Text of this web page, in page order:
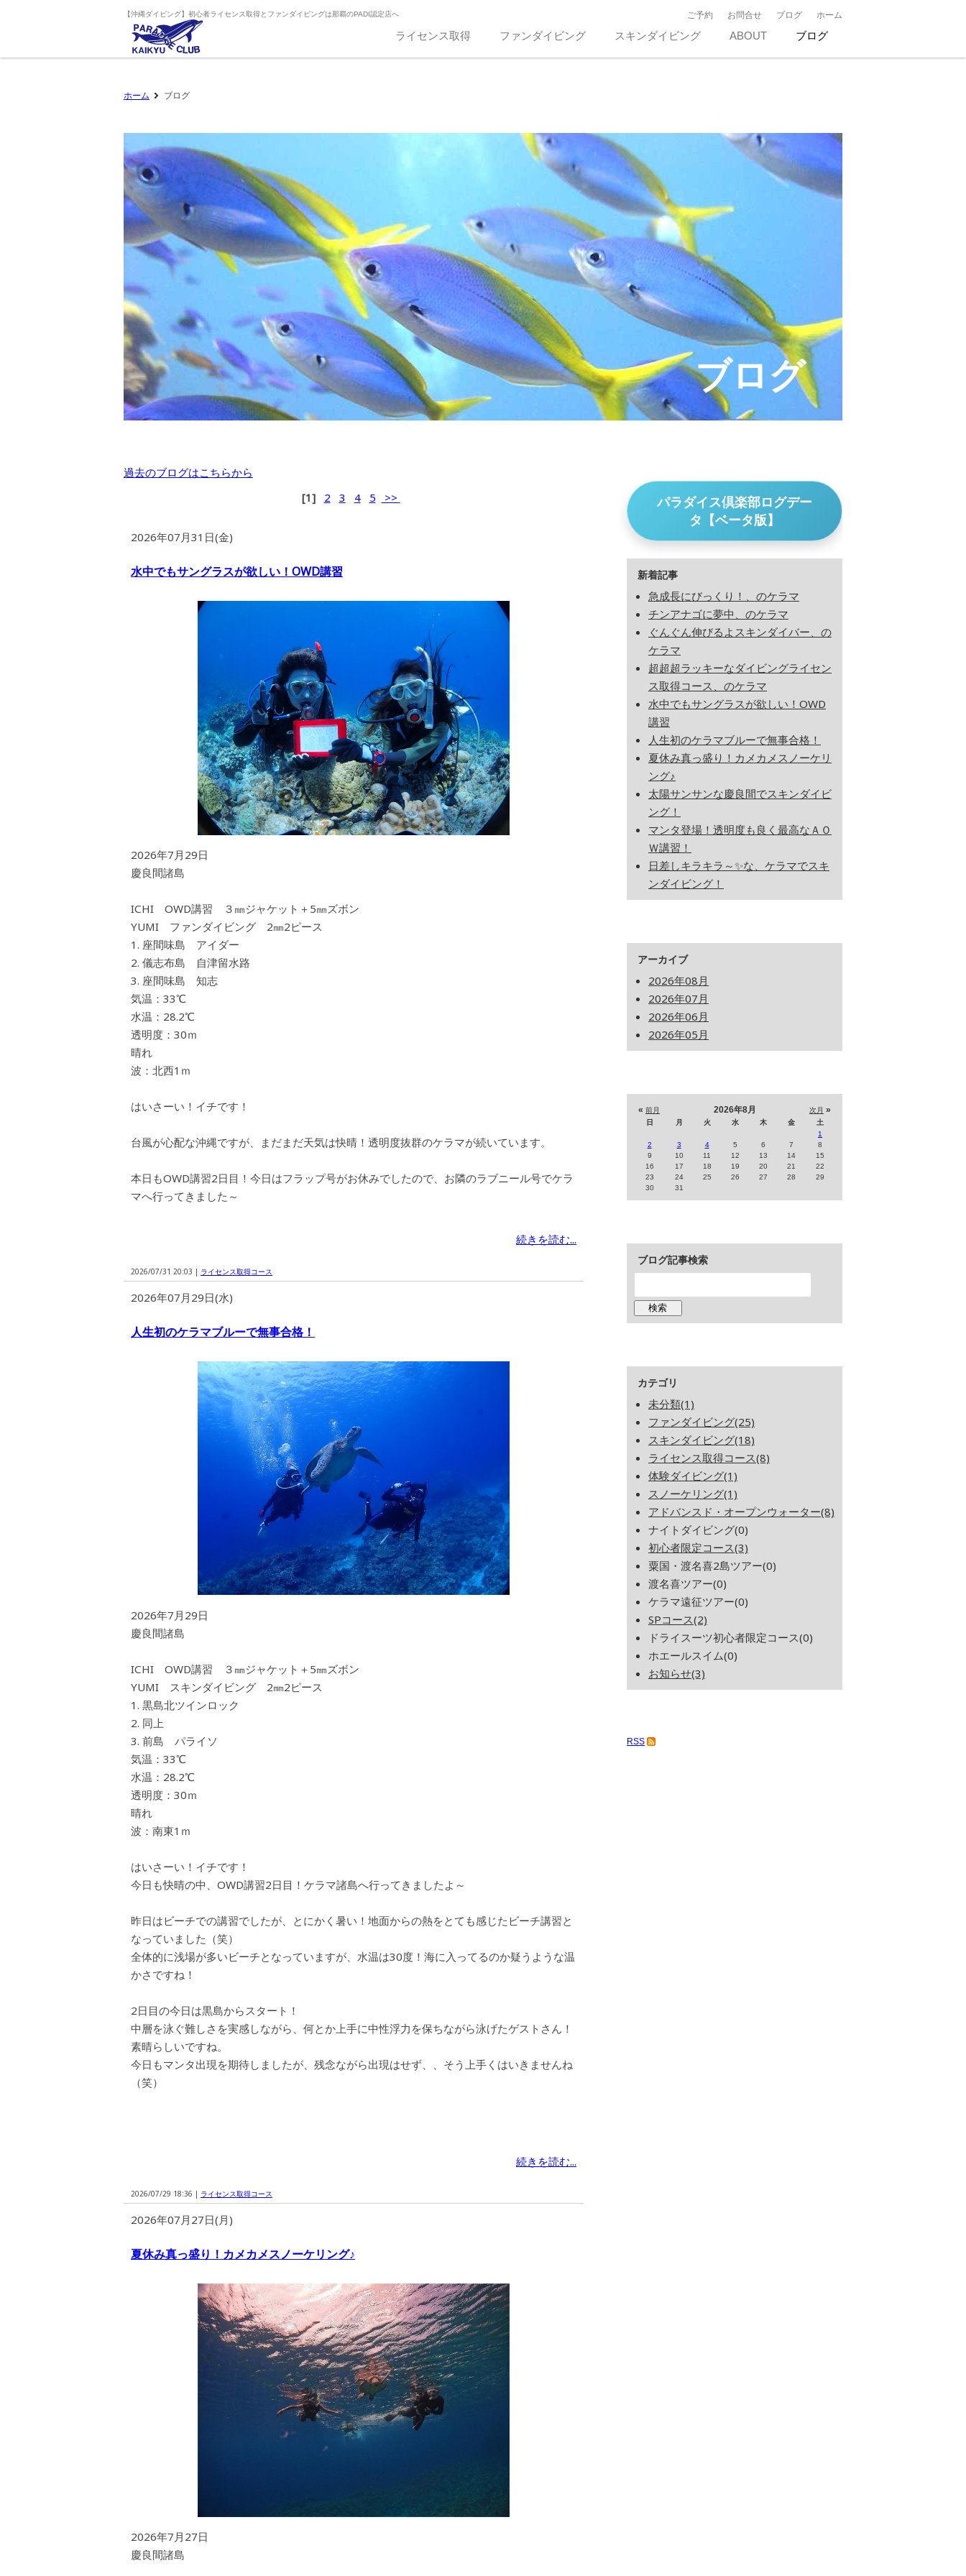
【沖縄ダイビング】初心者ライセンス取得とファンダイビングは那覇のPADI認定店へ ご予約 お問合せ ブログ ホーム
ライセンス取得 ファンダイビング スキンダイビング ABOUT ブログ
ホーム ブログ
ブログ
過去のブログはこちらから
[1]
2 3 4 5 >>
2026年07月31日(金)
水中でもサングラスが欲しい！OWD講習
2026年7月29日
慶良間諸島
ICHI OWD講習 ３㎜ジャケット＋5㎜ズボン
YUMI ファンダイビング 2㎜2ピース
座間味島 アイダー
儀志布島 自津留水路
座間味島 知志
気温：33℃
水温：28.2℃
透明度：30ｍ
晴れ
波：北西1ｍ
はいさーい！イチです！
台風が心配な沖縄ですが、まだまだ天気は快晴！透明度抜群のケラマが続いています。
本日もOWD講習2日目！今日はフラップ号がお休みでしたので、お隣のラブニール号でケラ
マへ行ってきました～
続きを読む...
2026/07/31 20:03 | ライセンス取得コース
2026年07月29日(水)
人生初のケラマブルーで無事合格！
2026年7月29日
慶良間諸島
ICHI OWD講習 ３㎜ジャケット＋5㎜ズボン
YUMI スキンダイビング 2㎜2ピース
黒島北ツインロック
同上
前島 パライソ
気温：33℃
水温：28.2℃
透明度：30ｍ
晴れ
波：南東1ｍ
はいさーい！イチです！
今日も快晴の中、OWD講習2日目！ケラマ諸島へ行ってきましたよ～
昨日はビーチでの講習でしたが、とにかく暑い！地面からの熱をとても感じたビーチ講習と
なっていました（笑）
全体的に浅場が多いビーチとなっていますが、水温は30度！海に入ってるのか疑うような温
かさですね！
2日目の今日は黒島からスタート！
中層を泳ぐ難しさを実感しながら、何とか上手に中性浮力を保ちながら泳げたゲストさん！
素晴らしいですね。
今日もマンタ出現を期待しましたが、残念ながら出現はせず、、そう上手くはいきませんね
（笑）
続きを読む...
2026/07/29 18:36 | ライセンス取得コース
2026年07月27日(月)
夏休み真っ盛り！カメカメスノーケリング♪
2026年7月27日
慶良間諸島
パラダイス倶楽部ログデー
タ【ベータ版】
新着記事
急成長にびっくり！、のケラマ
チンアナゴに夢中、のケラマ
ぐんぐん伸びるよスキンダイバー、の
ケラマ
超超超ラッキーなダイビングライセン
ス取得コース、のケラマ
水中でもサングラスが欲しい！OWD
講習
人生初のケラマブルーで無事合格！
夏休み真っ盛り！カメカメスノーケリ
ング♪
太陽サンサンな慶良間でスキンダイビ
ング！
マンタ登場！透明度も良く最高なＡＯ
Ｗ講習！
日差しキラキラ～✨な、ケラマでスキ
ンダイビング！
アーカイブ
2026年08月
2026年07月
2026年06月
2026年05月
« 前月 次月 »
2026年8月
日 月 火 水 木 金
土
1
2
3 4 5 6 7
8
9
10 11 12 13 14
15
16
17 18 19 20 21
22
23
24 25 26 27 28
29
30
31
ブログ記事検索
カテゴリ
未分類(1)
ファンダイビング(25)
スキンダイビング(18)
ライセンス取得コース(8)
体験ダイビング(1)
スノーケリング(1)
アドバンスド・オープンウォーター(8)
ナイトダイビング(0)
初心者限定コース(3)
粟国・渡名喜2島ツアー(0)
渡名喜ツアー(0)
ケラマ遠征ツアー(0)
SPコース(2)
ドライスーツ初心者限定コース(0)
ホエールスイム(0)
お知らせ(3)
RSS